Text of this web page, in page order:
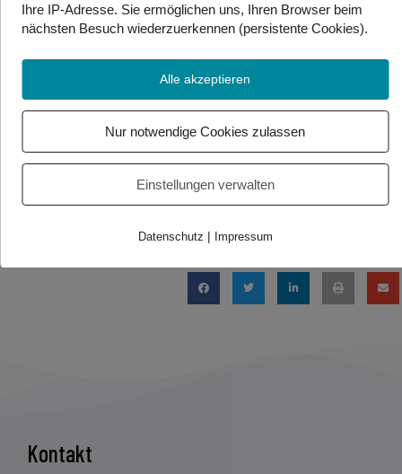
Flexitarisch: Personen, die nur gelegentlich Fleisch und
sich hauptsächlich von Pflanzen zu ernähren, aber
Allesesser: Personen, die alles essen!
Foto/Video Credits: flaticon.com – freepik / Gebärdenwelt.TV
Beitrag teilen
Kontakt
Ihre IP-Adresse. Sie ermöglichen uns, Ihren Browser beim
nächsten Besuch wiederzuerkennen (persistente Cookies).
Alle akzeptieren
Nur notwendige Cookies zulassen
Einstellungen verwalten
Datenschutz | Impressum